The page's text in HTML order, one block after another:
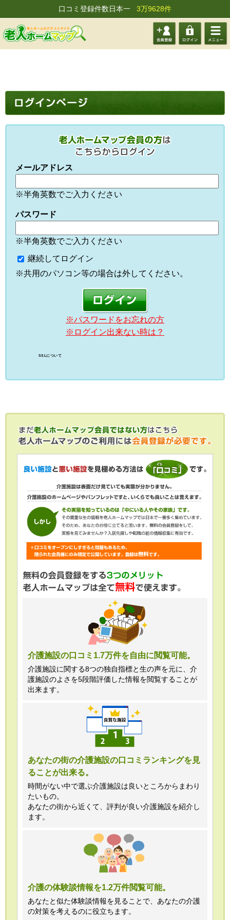
口コミ登録件数日本一 3万9628件
会員登 ログイ メニュ
介護施設の口コミ1.7万件を自由に閲覧可能。
介護施設に関する8つの独自指標と生の声を元に、介
護施設のよさを5段階評価した情報を閲覧することが
出来ます。
あなたの街の介護施設の口コミランキングを見
ることが出来る。
時間がない中で選ぶ介護施設は良いところからまわり
たいもの。
あなたの街から近くて、評判が良い介護施設を紹介し
ます。
介護の体験談情報を1.2万件閲覧可能。
あなたと似た体験談情報を見ることで、あなたの介護
の対策を考えるのに役立ちます。
メールアドレス
※半角英数でご入力ください
パスワード
※半角英数でご入力ください
継続してログイン
※共用のパソコン等の場合は外してください。
※パスワードをお忘れの方
※ログイン出来ない時は？
SSLについて